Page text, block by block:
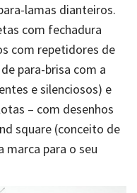
lamas dianteiros.
com fechadura
com repetidores de
para-brisa com a
e silenciosos) e
– com desenhos
square (conceito de
para o seu